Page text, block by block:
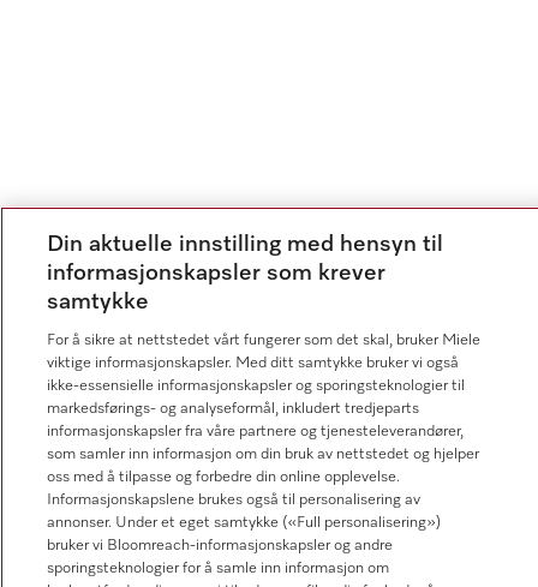
Din aktuelle innstilling med hensyn til
informasjonskapsler som krever
samtykke
For å sikre at nettstedet vårt fungerer som det skal, bruker Miele
viktige informasjonskapsler. Med ditt samtykke bruker vi også
ikke-essensielle informasjonskapsler og sporingsteknologier til
markedsførings- og analyseformål, inkludert tredjeparts
informasjonskapsler fra våre partnere og tjenesteleverandører,
som samler inn informasjon om din bruk av nettstedet og hjelper
oss med å tilpasse og forbedre din online opplevelse.
Informasjonskapslene brukes også til personalisering av
annonser. Under et eget samtykke («Full personalisering»)
bruker vi Bloomreach-informasjonskapsler og andre
sporingsteknologier for å samle inn informasjon om